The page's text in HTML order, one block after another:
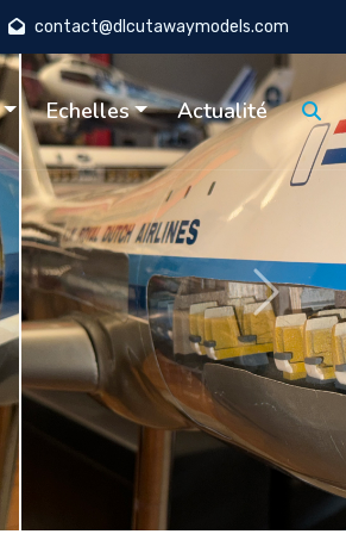
contact@dlcutawaymodels.com
Echelles Actualité
Suivant